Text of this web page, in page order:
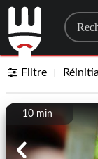
Filtre
10 min